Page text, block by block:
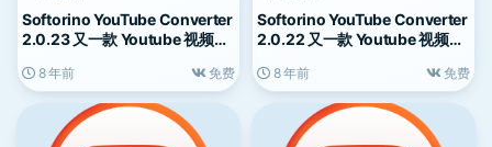
Softorino YouTube Converter
2.0.23 又一款 Youtube 视频下
8 年前 免费
Softorino YouTube Converter
2.0.22 又一款 Youtube 视频下
8 年前 免费